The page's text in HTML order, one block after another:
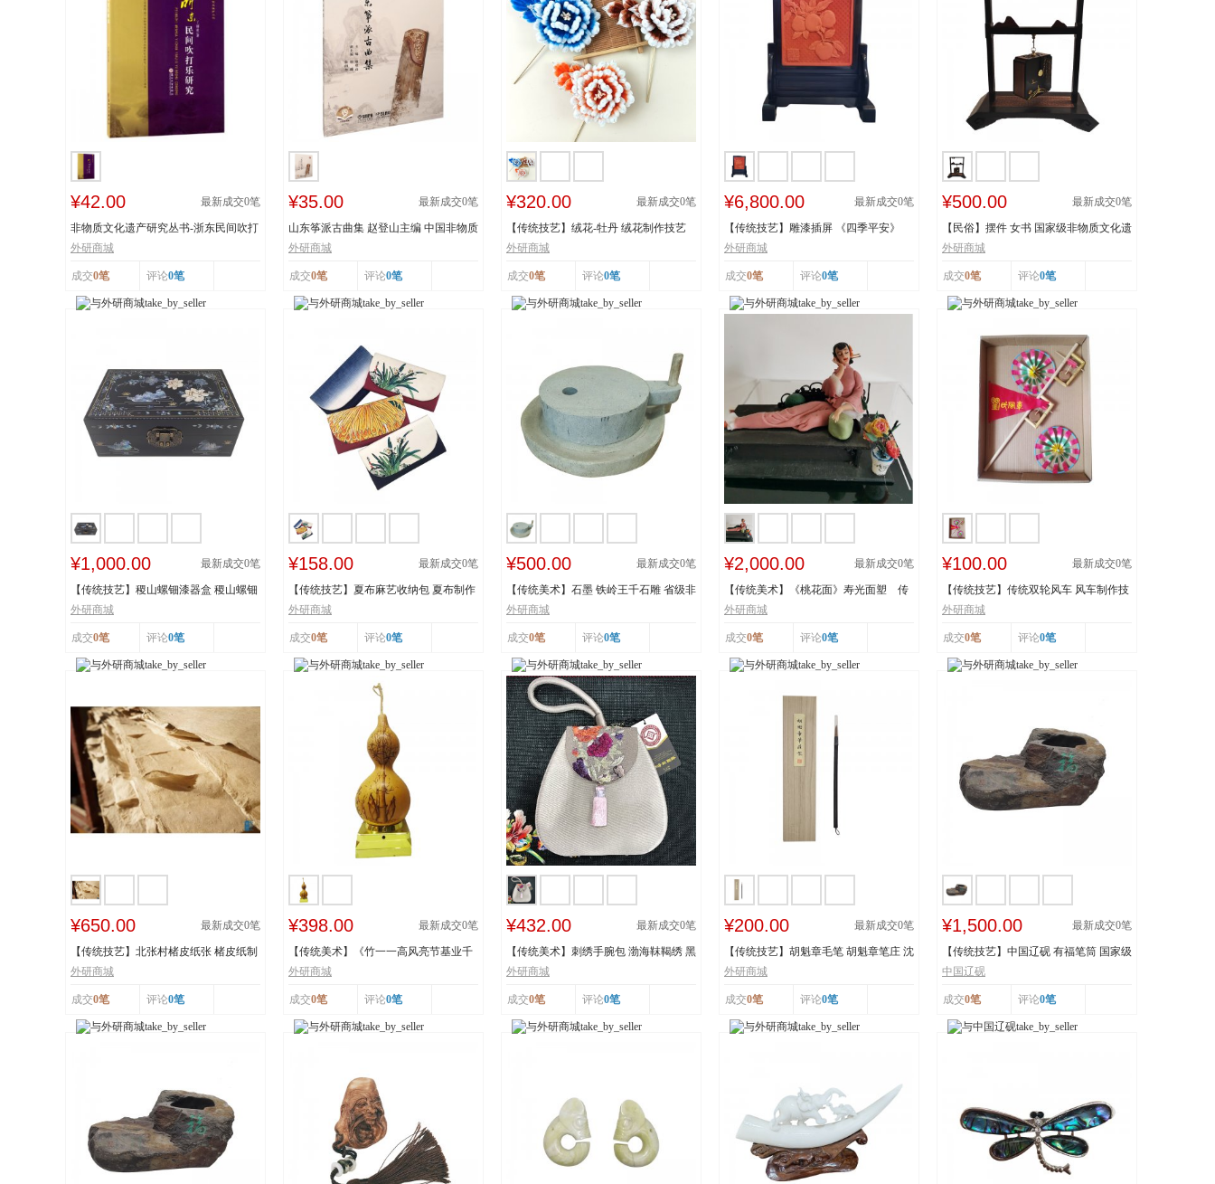
¥42.00 最新成交0笔
非物质文化遗产研究丛书-浙东民间吹打
乐研究 作...
外研商城
成交0笔 评论0笔
¥35.00 最新成交0笔
山东筝派古曲集 赵登山主编 中国非物质
文化遗产 上...
外研商城
成交0笔 评论0笔
¥320.00 最新成交0笔
【传统技艺】绒花-牡丹 绒花制作技艺
市级非物质...
外研商城
成交0笔 评论0笔
¥6,800.00 最新成交0笔
【传统技艺】雕漆插屏 《四季平安》
《繁花似锦》 ...
外研商城
成交0笔 评论0笔
¥500.00 最新成交0笔
【民俗】摆件 女书 国家级非物质文化遗
产 湖南...
外研商城
成交0笔 评论0笔
¥1,000.00 最新成交0笔
【传统技艺】稷山螺钿漆器盒 稷山螺钿
漆器髹饰技...
外研商城
成交0笔 评论0笔
¥158.00 最新成交0笔
【传统技艺】夏布麻艺收纳包 夏布制作
技艺 国家级...
外研商城
成交0笔 评论0笔
¥500.00 最新成交0笔
【传统美术】石墨 铁岭王千石雕 省级非
物质文化遗...
外研商城
成交0笔 评论0笔
¥2,000.00 最新成交0笔
【传统美术】《桃花面》寿光面塑 传
承人：王建美 市...
外研商城
成交0笔 评论0笔
¥100.00 最新成交0笔
【传统技艺】传统双轮风车 风车制作技
艺 传承人：刘...
外研商城
成交0笔 评论0笔
¥650.00 最新成交0笔
【传统技艺】北张村楮皮纸张 楮皮纸制
作技艺 国...
外研商城
成交0笔 评论0笔
¥398.00 最新成交0笔
【传统美术】《竹一一高风亮节基业千
秋》 福禄亿家...
外研商城
成交0笔 评论0笔
¥432.00 最新成交0笔
【传统美术】刺绣手腕包 渤海靺鞨绣 黑
龙江省牡丹...
外研商城
成交0笔 评论0笔
¥200.00 最新成交0笔
【传统技艺】胡魁章毛笔 胡魁章笔庄 沈
阳胡魁章制...
外研商城
成交0笔 评论0笔
¥1,500.00 最新成交0笔
【传统技艺】中国辽砚 有福笔筒 国家级
非物质文化遗...
中国辽砚
成交0笔 评论0笔